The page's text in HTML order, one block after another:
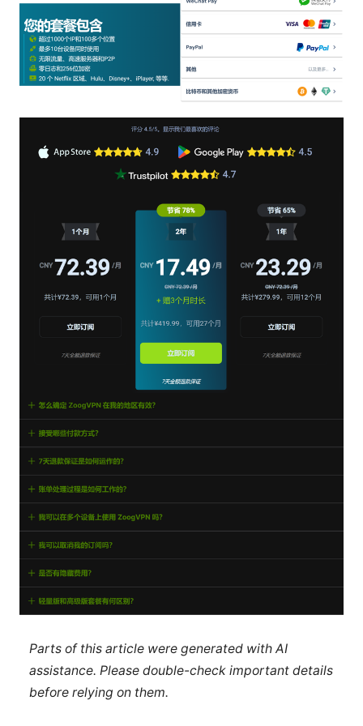
Parts of this article were generated with AI
assistance. Please double-check important details
before relying on them.